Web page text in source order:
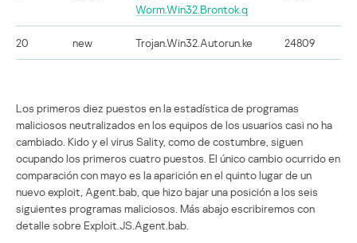
Worm.Win32.Brontok.q
20 new Trojan.Win32.Autorun.ke 24809
Los primeros diez puestos en la estadística de programas
maliciosos neutralizados en los equipos de los usuarios casi no ha
cambiado. Kido y el virus Sality, como de costumbre, siguen
ocupando los primeros cuatro puestos. El único cambio ocurrido en
comparación con mayo es la aparición en el quinto lugar de un
nuevo exploit, Agent.bab, que hizo bajar una posición a los seis
siguientes programas maliciosos. Más abajo escribiremos con
detalle sobre Exploit.JS.Agent.bab.